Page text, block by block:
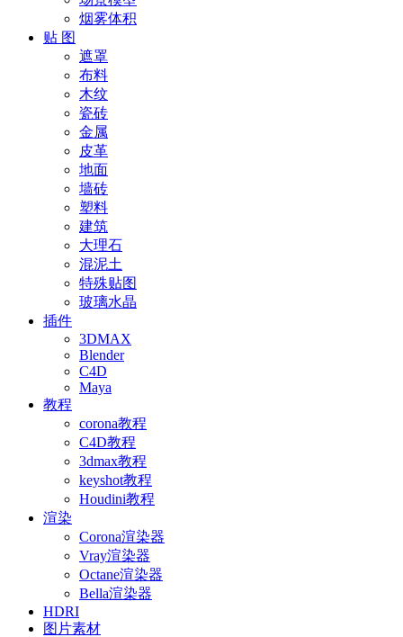
烟雾体积
贴 图
遮罩
布料
木纹
瓷砖
金属
皮革
地面
墙砖
塑料
建筑
大理石
混泥土
特殊贴图
玻璃水晶
插件
3DMAX
Blender
C4D
Maya
教程
corona教程
C4D教程
3dmax教程
keyshot教程
Houdini教程
渲染
Corona渲染器
Vray渲染器
Octane渲染器
Bella渲染器
HDRI
图片素材